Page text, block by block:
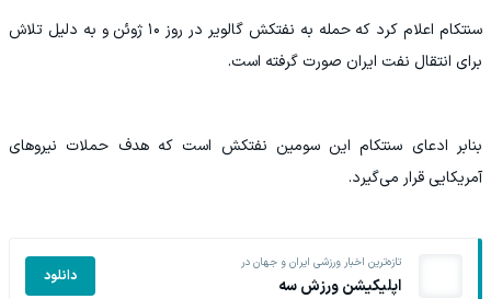
سنتکام اعلام کرد که حمله به نفتکش گالویر در روز ۱۰ ژوئن و به دلیل تلاش
برای انتقال نفت ایران صورت گرفته است.
بنابر ادعای سنتکام این سومین نفتکش است که هدف حملات نیرو‌های
آمریکایی قرار می‌گیرد.
تازه‌ترین اخبار ورزشی ایران و جهان در
اپلیکیشن ورزش سه دانلود